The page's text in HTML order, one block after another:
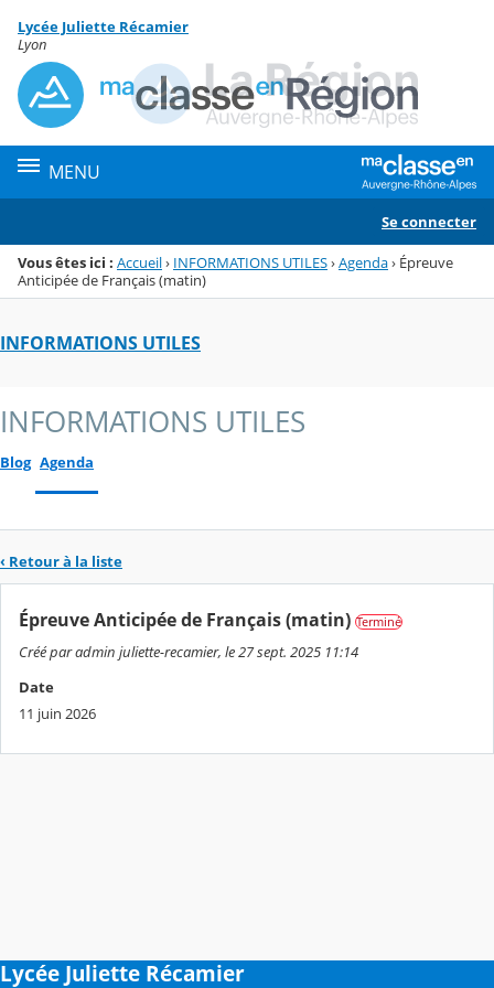
Menu de la rubrique
Contenu
Lycée Juliette Récamier
Lyon
MENU
Se connecter
Vous êtes ici : Accueil› INFORMATIONS UTILES›Agenda› Épreuve
Anticipée de Français (matin)
INFORMATIONS UTILES
INFORMATIONS UTILES
Blog Agenda
‹ Retour à la liste
Épreuve Anticipée de Français (matin) Terminé
Créé par admin juliette-recamier, le 27 sept. 2025 11:14
Date
11 juin 2026
Lycée Juliette Récamier